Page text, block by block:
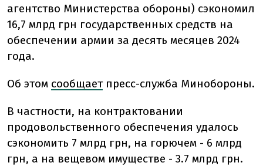
агентство Министерства обороны) сэкономил
16,7 млрд грн государственных средств на
обеспечении армии за десять месяцев 2024
года.
Об этом сообщаетпресс-служба Минобороны.
В частности, на контрактовании
продовольственного обеспечения удалось
сэкономить 7 млрд грн, на горючем - 6 млрд
грн, а на вещевом имуществе - 3.7 млрд грн.